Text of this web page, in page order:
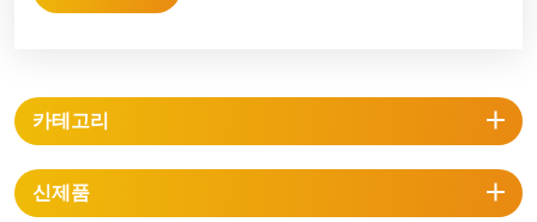
카테고리
신제품